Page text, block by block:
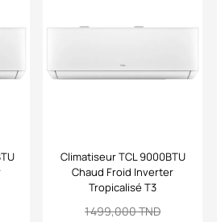
Climatiseur TCL 9000BTU
Chaud Froid Inverter
Tropicalisé T3
1 499,000 TND